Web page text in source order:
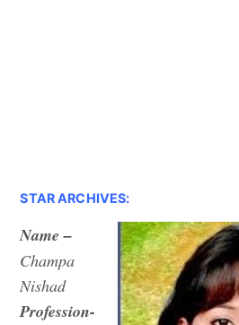
STAR ARCHIVES:
Name –
Champa
Nishad
Profession-